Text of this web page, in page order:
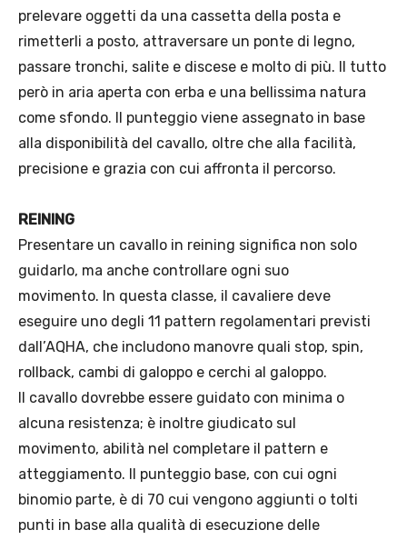
prelevare oggetti da una cassetta della posta e
rimetterli a posto, attraversare un ponte di legno,
passare tronchi, salite e discese e molto di più. Il tutto
però in aria aperta con erba e una bellissima natura
come sfondo. Il punteggio viene assegnato in base
alla disponibilità del cavallo, oltre che alla facilità,
precisione e grazia con cui affronta il percorso.
REINING
Presentare un cavallo in reining significa non solo
guidarlo, ma anche controllare ogni suo
movimento. In questa classe, il cavaliere deve
eseguire uno degli 11 pattern regolamentari previsti
dall’AQHA, che includono manovre quali stop, spin,
rollback, cambi di galoppo e cerchi al galoppo.
Il cavallo dovrebbe essere guidato con minima o
alcuna resistenza; è inoltre giudicato sul
movimento, abilità nel completare il pattern e
atteggiamento. Il punteggio base, con cui ogni
binomio parte, è di 70 cui vengono aggiunti o tolti
punti in base alla qualità di esecuzione delle